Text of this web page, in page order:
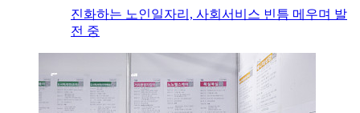
진화하는 노인일자리, 사회서비스 빈틈 메우며 발
전 중